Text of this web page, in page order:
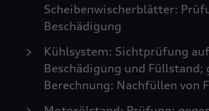
Scheibenwischerblätter:
Beschädigung
Kühlsystem: Sichtprüfung
Beschädigung und Füllstand;
Berechnung: Nachfüllen von